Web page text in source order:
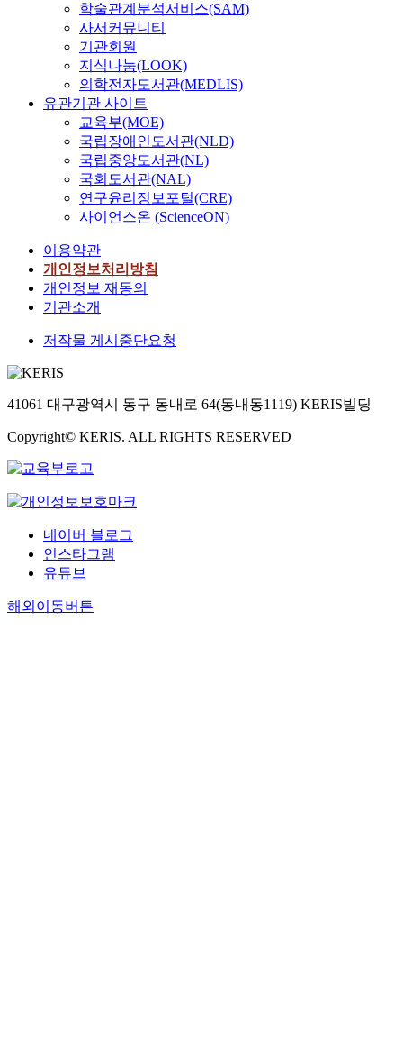
학술관계분석서비스(SAM)
사서커뮤니티
기관회원
지식나눔(LOOK)
의학전자도서관(MEDLIS)
유관기관 사이트
교육부(MOE)
국립장애인도서관(NLD)
국립중앙도서관(NL)
국회도서관(NAL)
연구윤리정보포털(CRE)
사이언스온 (ScienceON)
이용약관
개인정보처리방침
개인정보 재동의
기관소개
저작물 게시중단요청
41061 대구광역시 동구 동내로 64(동내동1119) KERIS빌딩
Copyright© KERIS. ALL RIGHTS RESERVED
네이버 블로그
인스타그램
유튜브
해외이동버튼